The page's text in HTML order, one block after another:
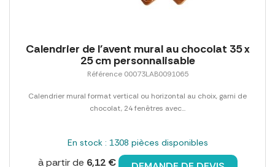
Calendrier de l'avent mural au chocolat 35 x
25 cm personnalisable
Référence 00073LAB0091065
Calendrier mural format vertical ou horizontal au choix, garni de
chocolat, 24 fenêtres avec...
En stock : 1308 pièces disponibles
à partir de 6,12 €